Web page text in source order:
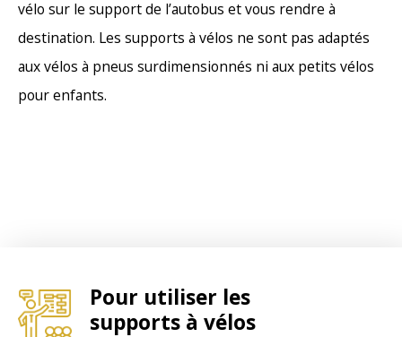
vélo sur le support de l’autobus et vous rendre à
destination. Les supports à vélos ne sont pas adaptés
aux vélos à pneus surdimensionnés ni aux petits vélos
pour enfants.
Pour utiliser les
supports à vélos